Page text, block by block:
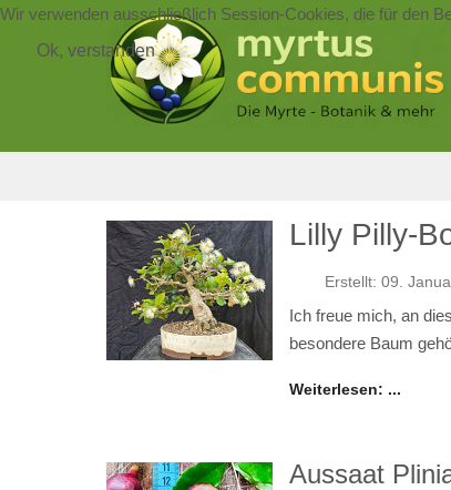
Lilly Pilly-
Erstellt: 09.
Ich freue mich, an
besondere Baum
Weiterlesen: ...
Aussaat
Wir verwenden ausschließlich Session-Cookies, die für den
Ok, verstanden